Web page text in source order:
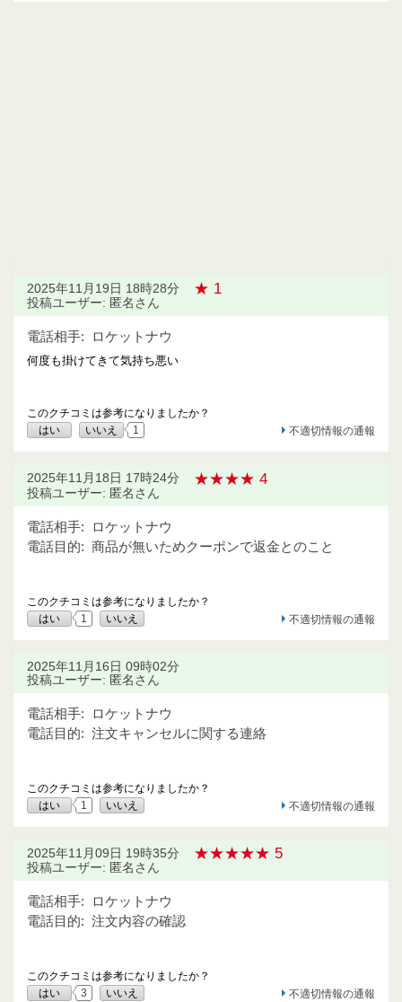
2025年11月19日 18時28分 ★ 1
投稿ユーザー: 匿名さん
電話相手: ロケットナウ
何度も掛けてきて気持ち悪い
このクチコミは参考になりましたか？
はい
いいえ 1 不適切情報の通報
2025年11月18日 17時24分 ★★★★ 4
投稿ユーザー: 匿名さん
電話相手:
ロケットナウ
電話目的: 商品が無いためクーポンで返金とのこと
このクチコミは参考になりましたか？
はい
1 いいえ 不適切情報の通報
2025年11月16日 09時02分
投稿ユーザー: 匿名さん
電話相手:
ロケットナウ
電話目的: 注文キャンセルに関する連絡
このクチコミは参考になりましたか？
はい
1 いいえ 不適切情報の通報
2025年11月09日 19時35分 ★★★★★ 5
投稿ユーザー: 匿名さん
電話相手:
ロケットナウ
電話目的: 注文内容の確認
このクチコミは参考になりましたか？
はい
3 いいえ 不適切情報の通報